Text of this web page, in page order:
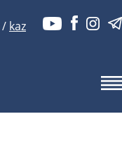
/ kaz